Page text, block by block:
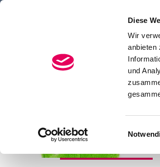
Diese
Wir
anbieten
und